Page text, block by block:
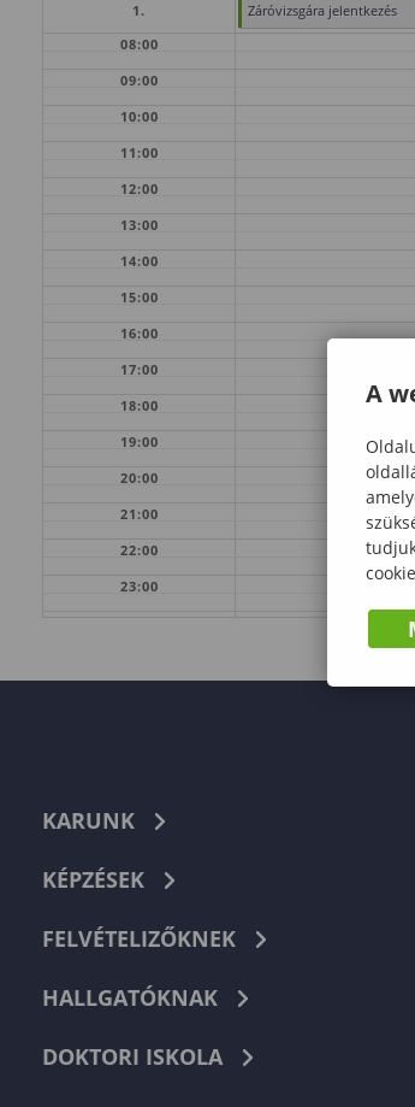
1.
Záróvizsgára jelentkezés
08:00
09:00
10:00
11:00
12:00
13:00
14:00
15:00
16:00
17:00
18:00
19:00
20:00
21:00
22:00
23:00
KARUNK
KÉPZÉSEK
FELVÉTELIZŐKNEK
HALLGATÓKNAK
DOKTORI ISKOLA
A